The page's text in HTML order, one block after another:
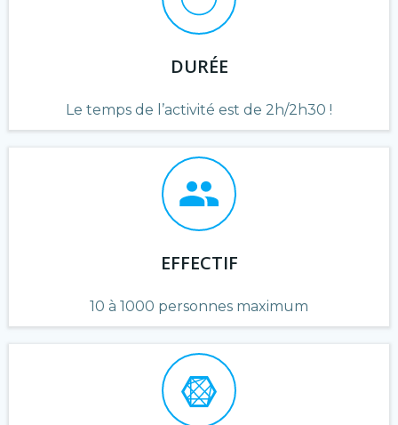
DURÉE
Le temps de l’activité est de 2h/2h30 !
EFFECTIF
10 à 1000 personnes maximum